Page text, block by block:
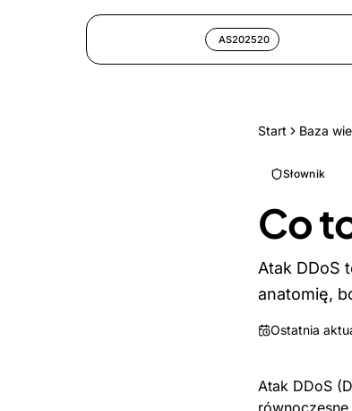
AS202520
Start Baza
Słownik
Co
Atak DDoS
anatomię,
Ostatnia
Atak DDoS